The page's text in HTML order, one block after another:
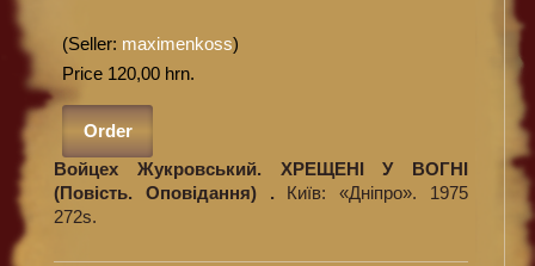
(Seller: maximenkoss)
Price 120,00 hrn.
Order
Войцех Жукровський. ХРЕЩЕНІ У ВОГНІ
(Повість. Оповідання) . Київ: «Дніпро». 1975
272s.